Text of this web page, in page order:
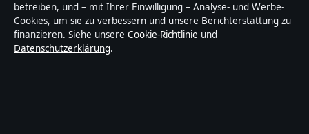
Abendfokus ist ein unabhängiger digitaler
Nachrichtenanbieter mit Fokus auf Politik, Wirtschaft,
Technik und Gesellschaft in Deutschland. Jeder Artikel
betreiben, und – mit Ihrer Einwilligung – Analyse- und Werbe-
Cookies, um sie zu verbessern und unsere Berichterstattung zu
finanzieren. Siehe unsere Cookie-Richtlinie und
Datenschutzerklärung.